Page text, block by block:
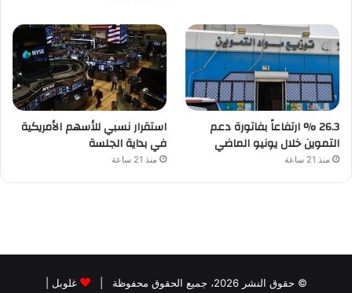
26.3 % ارتفاعاً بفاتورة دعم
التموين خلال يونيو الماضي
منذ 21 ساعة
استقرار نسبي للأسهم الأمريكية
في بداية الجلسة
منذ 21 ساعة
© حقوق النشر 2026، جميع الحقوق محفوظة | غلوبل